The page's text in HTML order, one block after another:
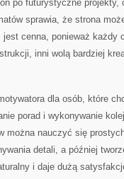
po futurystyczne projekty,
sprawia, że strona
jest cenna, ponieważ
inni wolą bardziej
dla osób, które
porad i wykonywanie
można nauczyć się
detali, a później
i daje dużą